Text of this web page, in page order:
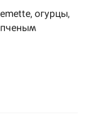
огурцы,